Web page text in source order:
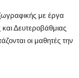
με έργα
Δευτεροβάθμιας
οι μαθητές την